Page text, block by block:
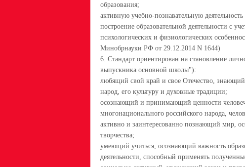
образования;
активную учебно-познавательную
построение образовательной деятельности с
психологических и физиологических
Минобрнауки РФ от 29.12.2014 N 1644)
6. Стандарт ориентирован на становление
выпускника основной школы"):
любящий свой край и свое Отечество,
народ, его культуру и духовные традиции;
осознающий и принимающий ценности
многонационального российского народа,
активно и заинтересованно познающий мир,
творчества;
умеющий учиться, осознающий важность
деятельности, способный применять